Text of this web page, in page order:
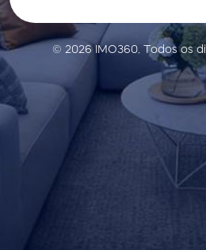
© 2026 IMO360. Todos os